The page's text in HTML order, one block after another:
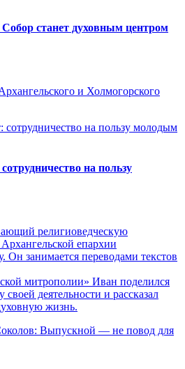
станет духовным центром
и Холмогорского
на пользу
религиоведческую
епархии
занимается переводами текстов
митрополии» Иван поделился
деятельности и рассказал
жизнь.